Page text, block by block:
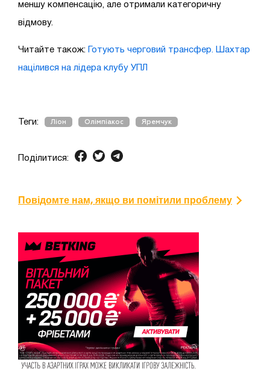
меншу компенсацію, але отримали категоричну
відмову.
Читайте також: Готують черговий трансфер. Шахтар
націлився на лідера клубу УПЛ
Теги: Ліон Олімпіакос Яремчук
Поділитися:
Повідомте нам, якщо ви помітили проблему